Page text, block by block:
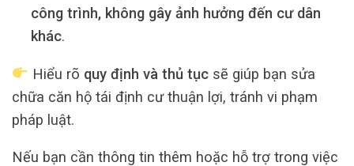
công trình, không gây ảnh hưởng đến cư dân
khác.
Hiểu rõ quy định và thủ tụcsẽ giúp bạn sửa
chữa căn hộ tái định cư thuận lợi, tránh vi phạm
pháp luật.
Nếu bạn cần thông tin thêm hoặc hỗ trợ trong việc